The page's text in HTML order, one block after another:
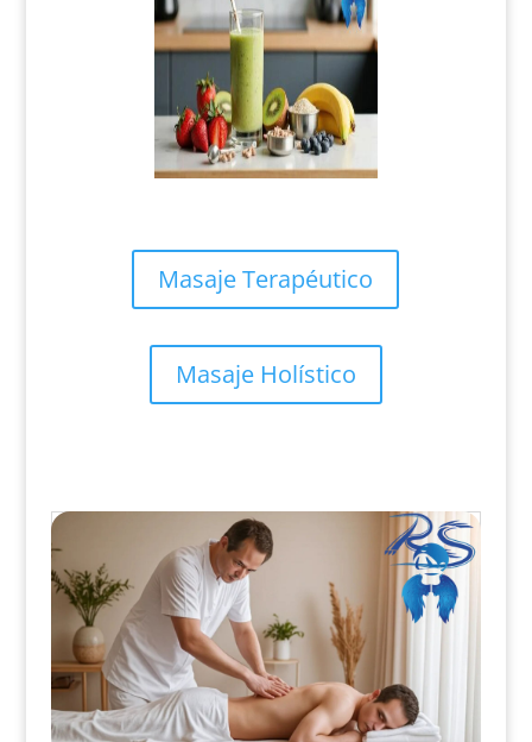
Masaje Terapéutico
Masaje Holístico